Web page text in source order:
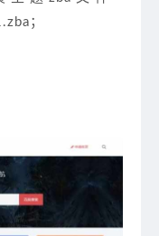
；